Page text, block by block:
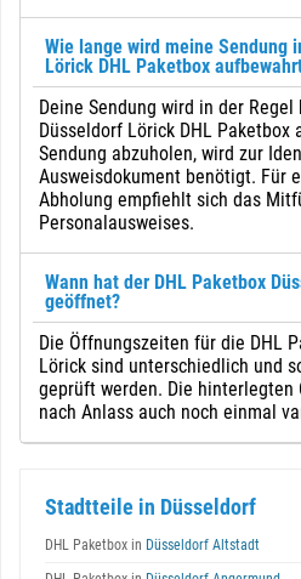
Wie lange wird meine Sendung
Lörick DHL Paketbox
Deine Sendung wird in der Regel
Düsseldorf Lörick DHL Paketbox
Sendung abzuholen, wird zur
Ausweisdokument benötigt. Für
Abholung empfiehlt sich das
Personalausweises.
Wann hat der DHL Paketbox
geöffnet?
Die Öffnungszeiten für die DHL
Lörick sind unterschiedlich und
geprüft werden. Die hinterlegten
nach Anlass auch noch einmal
Stadtteile in Düsseldorf
DHL Paketbox in Düsseldorf Altstadt